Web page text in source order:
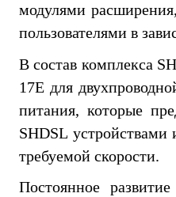
модулями
пользователями в
В состав комплекса
17E для
питания, которые
SHDSL устройствами
требуемой скорости.
Постоянное